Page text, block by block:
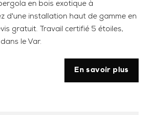
en bois exotique à
d'une installation haut de gamme en
gratuit. Travail certifié 5 étoiles,
le Var.
En savoir plus